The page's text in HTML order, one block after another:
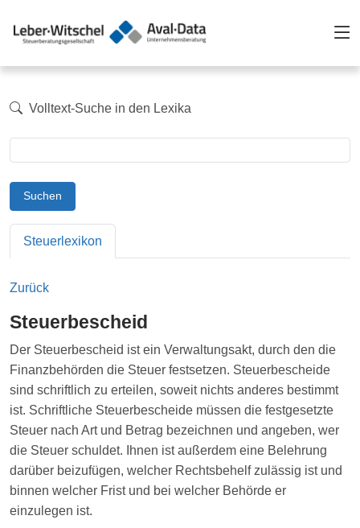
Volltext-Suche in den Lexika
Suchen
Steuerlexikon
Zurück
Steuerbescheid
Der Steuerbescheid ist ein Verwaltungsakt, durch den die
Finanzbehörden die Steuer festsetzen. Steuerbescheide
sind schriftlich zu erteilen, soweit nichts anderes bestimmt
ist. Schriftliche Steuerbescheide müssen die festgesetzte
Steuer nach Art und Betrag bezeichnen und angeben, wer
die Steuer schuldet. Ihnen ist außerdem eine Belehrung
darüber beizufügen, welcher Rechtsbehelf zulässig ist und
binnen welcher Frist und bei welcher Behörde er
einzulegen ist.